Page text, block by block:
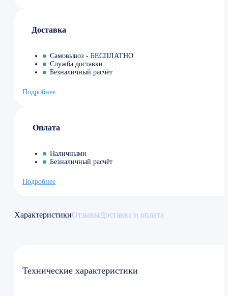
Доставка
Самовывоз - БЕСПЛАТНО
Служба доставки
Безналичный расчёт
Подробнее
Оплата
Наличными
Безналичный расчёт
Подробнее
ХарактеристикиОтзывыДоставка и оплата
Технические характеристики